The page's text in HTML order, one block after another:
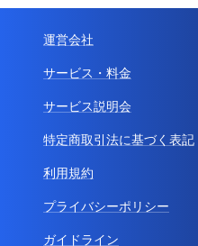
運営会社
サービス・料金
サービス説明会
特定商取引法に基づく表記
利用規約
プライバシーポリシー
ガイドライン